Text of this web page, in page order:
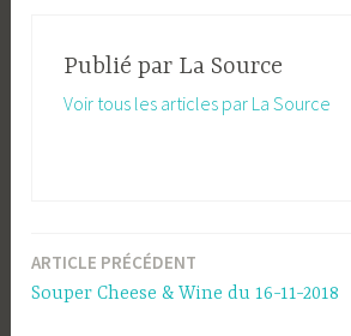
Publié par La Source
Voir tous les articles par La Source
Navigation
ARTICLE PRÉCÉDENT
Souper Cheese & Wine du 16-11-2018